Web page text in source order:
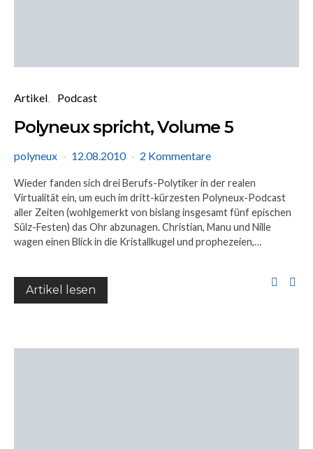
Artikel Podcast
Polyneux spricht, Volume 5
polyneux 12.08.2010 2 Kommentare
Wieder fanden sich drei Berufs-Polytiker in der realen
Virtualität ein, um euch im dritt-kürzesten Polyneux-Podcast
aller Zeiten (wohlgemerkt von bislang insgesamt fünf epischen
Sülz-Festen) das Ohr abzunagen. Christian, Manu und Nille
wagen einen Blick in die Kristallkugel und prophezeien,…
Artikel lesen